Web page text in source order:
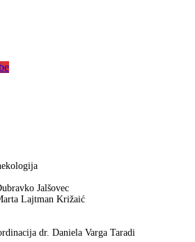
Jalšovec
Lajtman Križaić
dr. Daniela Varga Taradi